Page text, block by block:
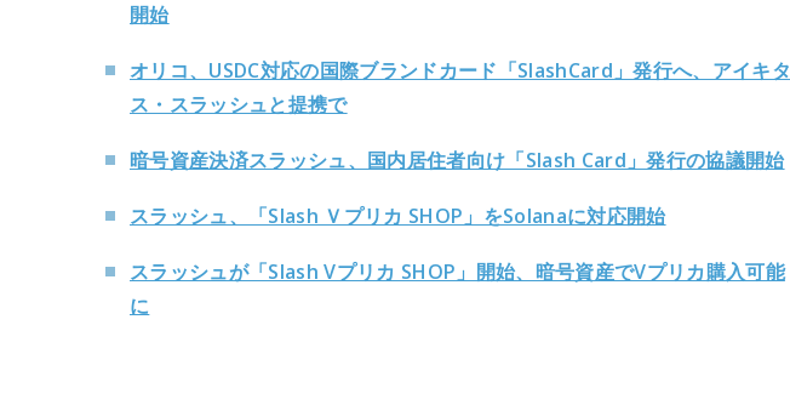
開始
オリコ、USDC対応の国際ブランドカード「SlashCard」発行へ、アイキタ
ス・スラッシュと提携で
暗号資産決済スラッシュ、国内居住者向け「Slash Card」発行の協議開始
スラッシュ、「Slash Ｖプリカ SHOP」をSolanaに対応開始
スラッシュが「Slash Vプリカ SHOP」開始、暗号資産でVプリカ購入可能
に